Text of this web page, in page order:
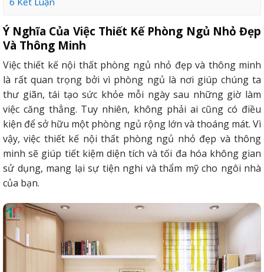
Ý Nghĩa Của Việc Thiết Kế Phòng Ngủ Nhỏ Đẹp
Và Thông Minh
Việc thiết kế nội thất phòng ngủ nhỏ đẹp và thông minh
là rất quan trọng bởi vì phòng ngủ là nơi giúp chúng ta
thư giãn, tái tạo sức khỏe mỗi ngày sau những giờ làm
việc căng thẳng. Tuy nhiên, không phải ai cũng có điều
kiện để sở hữu một phòng ngủ rộng lớn và thoáng mát. Vì
vậy, việc thiết kế nội thất phòng ngủ nhỏ đẹp và thông
minh sẽ giúp tiết kiệm diện tích và tối đa hóa không gian
sử dụng, mang lại sự tiện nghi và thẩm mỹ cho ngôi nhà
của bạn.